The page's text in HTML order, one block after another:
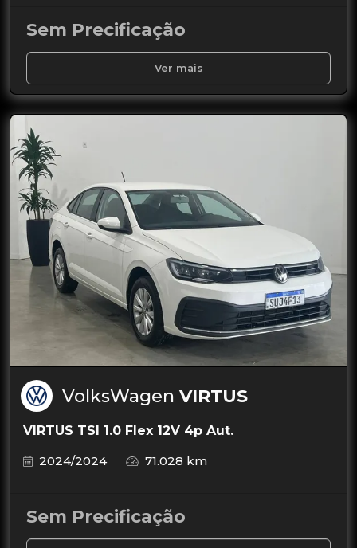
Sem Precificação
Ver mais
VolksWagen VIRTUS
VIRTUS TSI 1.0 Flex 12V 4p Aut.
2024/2024
71.028 km
Sem Precificação